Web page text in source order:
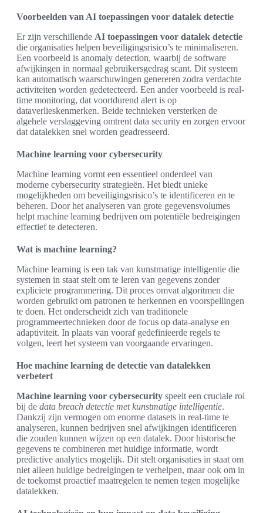
Voorbeelden van AI toepassingen voor datalek detectie
Er zijn verschillende AI toepassingen voor datalek detectie
die organisaties helpen beveiligingsrisico’s te minimaliseren.
Een voorbeeld is anomaly detection, waarbij de software
afwijkingen in normaal gebruikersgedrag scant. Dit systeem
kan automatisch waarschuwingen genereren zodra verdachte
activiteiten worden gedetecteerd. Een ander voorbeeld is real-
time monitoring, dat voortdurend alert is op
dataverlieskenmerken. Beide technieken versterken de
algehele verslaggeving omtrent data security en zorgen ervoor
dat datalekken snel worden geadresseerd.
Machine learning voor cybersecurity
Machine learning vormt een essentieel onderdeel van
moderne cybersecurity strategieën. Het biedt unieke
mogelijkheden om beveiligingsrisico’s te identificeren en te
beheren. Door het analyseren van grote gegevensvolumes
helpt machine learning bedrijven om potentiële bedreigingen
effectief te detecteren.
Wat is machine learning?
Machine learning is een tak van kunstmatige intelligentie die
systemen in staat stelt om te leren van gegevens zonder
expliciete programmering. Dit proces omvat algoritmen die
worden gebruikt om patronen te herkennen en voorspellingen
te doen. Het onderscheidt zich van traditionele
programmeertechnieken door de focus op data-analyse en
adaptiviteit. In plaats van vooraf gedefinieerde regels te
volgen, leert het systeem van voorgaande ervaringen.
Hoe machine learning de detectie van datalekken
verbetert
Machine learning voor cybersecurity speelt een cruciale rol
bij de data breach detectie met kunstmatige intelligentie.
Dankzij zijn vermogen om enorme datasets in real-time te
analyseren, kunnen bedrijven snel afwijkingen identificeren
die zouden kunnen wijzen op een datalek. Door historische
gegevens te combineren met huidige informatie, wordt
predictive analytics mogelijk. Dit stelt organisaties in staat om
niet alleen huidige bedreigingen te verhelpen, maar ook om in
de toekomst proactief maatregelen te nemen tegen mogelijke
datalekken.